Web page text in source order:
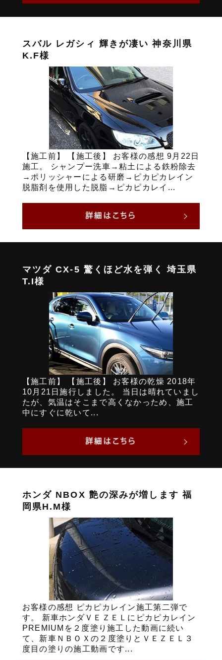
スバル レガシィ 輝きが凄い 神奈川県
K.F様
【施工前】 【施工後】 お客様の感想 9月22日
施工。 シャンプー洗車→粘土による鉄粉除去
→ポリッシャーによる研磨→ピカピカレイン
脱脂剤を使用した脱脂→ピカピカレイ...
マツダ CX-5 驚くほど水を弾く 埼玉県
T.I様
【施工前】 【施工後】 お客様の乾燥 2018年
10月21日施行しました。 当日は晴れていまし
たが、気温はそこまで高くなかっため、施工
中にすぐに乾いて...
ホンダ NBOX 艶の深みが増します 福
岡県H.M様
お客様の感想 ピカピカレイン施工第二弾で
す。 新車ホンダＶＥＺＥＬにピカピカレイン
PREMIUMを２度塗り施工した動画に続い
て、新車ＮＢＯＸの２度塗りとＶＥＺＥＬ３
度目の塗りの施工動画です...